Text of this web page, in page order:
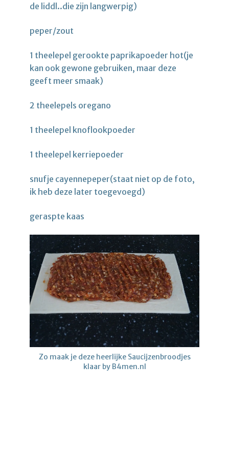
de liddl..die zijn langwerpig)
peper/zout
1 theelepel gerookte paprikapoeder hot(je
kan ook gewone gebruiken, maar deze
geeft meer smaak)
2 theelepels oregano
1 theelepel knoflookpoeder
1 theelepel kerriepoeder
snufje cayennepeper(staat niet op de foto,
ik heb deze later toegevoegd)
geraspte kaas
Zo maak je deze heerlijke Saucijzenbroodjes
klaar by B4men.nl